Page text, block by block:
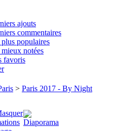
ajouts
commentaires
populaires
notées
favoris
> Paris 2017 - By Night